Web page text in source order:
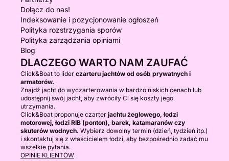
Dołącz do nas!
Indeksowanie i pozycjonowanie ogłoszeń
Polityka rozstrzygania sporów
Polityka zarządzania opiniami
Blog
DLACZEGO WARTO NAM ZAUFAĆ
Click&Boat to lider czarteru jachtów od osób prywatnych i
armatorów.
Znajdź jacht do wyczarterowania w bardzo niskich cenach lub
udostępnij swój jacht, aby zwróciły Ci się koszty jego
utrzymania.
Click&Boat proponuje czarter jachtu żeglowego, łodzi
motorowej, łodzi RIB (ponton), barek, katamaranów czy
skuterów wodnych. Wybierz dowolny termin (dzień, tydzień itp.)
i skontaktuj się z właścicielem łodzi, aby bezpośrednio zadać mu
wszelkie pytania.
OPINIE KLIENTÓW